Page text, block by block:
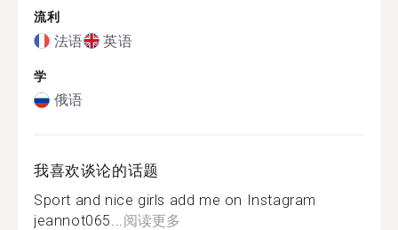
流利
法语 英语
学
俄语
我喜欢谈论的话题
Sport and nice girls add me on Instagram
jeannot065...阅读更多